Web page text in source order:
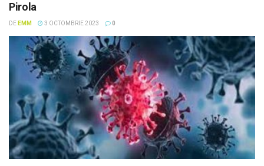
Pirola
DE EMM 3 OCTOMBRIE 2023 0